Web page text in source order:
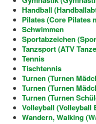
Mini-Sportabzeichen
Sportgutschein 4.0
SportartCheck
Sport im Ganztag
Sport vor Ort
Integration durch
Handball
Pilates (Core Pilates
Schwimmen
Sportabzeichen
Tanzsport (ATV
Tennis
Tischtennis
Turnen (Turnen
Turnen (Turnen
Turnen (Turnen
Volleyball (Volleyball
Wandern, Walking